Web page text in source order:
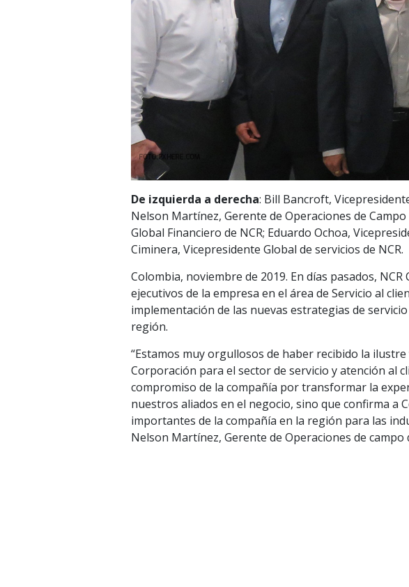
De izquierda a derecha: Bill Bancroft,
Nelson Martínez, Gerente de Operaciones de
Global Financiero de NCR; Eduardo Ochoa,
Ciminera, Vicepresidente Global de servicios de NCR.
Colombia, noviembre de 2019. En días pasados,
ejecutivos de la empresa en el área de Servicio al
implementación de las nuevas estrategias de
región.
“Estamos muy orgullosos de haber recibido la
Corporación para el sector de servicio y atención al
compromiso de la compañía por transformar la
nuestros aliados en el negocio, sino que confirma a
importantes de la compañía en la región para las
Nelson Martínez, Gerente de Operaciones de campo